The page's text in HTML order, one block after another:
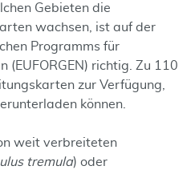
Gebieten die
wachsen, ist auf der
Programms für
(EUFORGEN) richtig. Zu 110
zur Verfügung,
können.
weit verbreiteten
tremula) oder